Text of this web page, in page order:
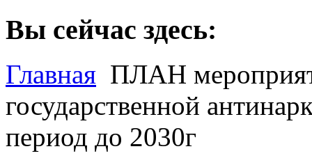
Вы сейчас здесь:
Главная ПЛАН
государственной
период до 2030г